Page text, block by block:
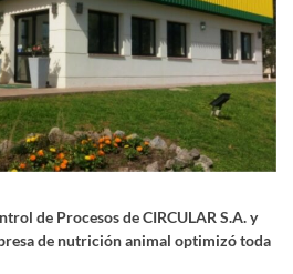
de Procesos de CIRCULAR S.A. y
de nutrición animal optimizó toda